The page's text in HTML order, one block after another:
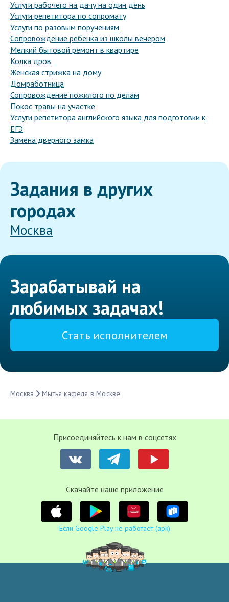
Услуги рабочего на дачу на один день
Услуги репетитора по сопромату
Услуги по разовым поручениям
Сопровождение ребёнка из школы вечером
Мелкий бытовой ремонт в квартире
Колка дров
Женская стрижка на дому
Домработница
Сопровождение пожилого по делам
Покос травы на участке
Услуги репетитора английского языка для подготовки к
ЕГЭ
Замена дверного замка
Задания в других
городах
Москва
Зарабатывай на
любимых задачах!
Стать исполнителем
Москва Мытья кафеля в Москве
Присоединяйтесь к нам в соцсетях
Cкачайте наше приложение
Если Google Play не работает (apk)